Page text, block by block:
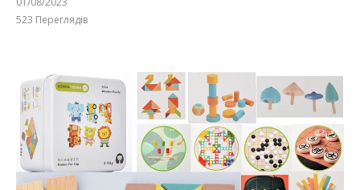
523 Переглядів